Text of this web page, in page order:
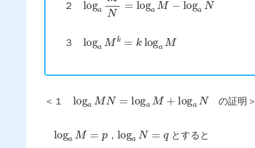
２
３
log Mk log
＜１
log MN= log + log a
の証明＞
log M=
，
log N=
とすると